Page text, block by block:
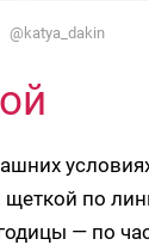
@katya_dakin
по
— по